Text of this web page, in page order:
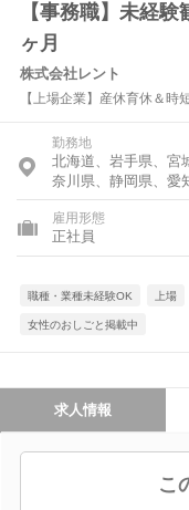
【事務職】未経
ヶ月
株式会社レント
【上場企業】産休育休＆時
勤務地
北海道、岩手県、宮
奈川県、静岡県、愛
岡県、熊本県
雇用形態
正社員
職種・業種未経験OK 上場
女性のおしごと掲載中
求人情報
こ